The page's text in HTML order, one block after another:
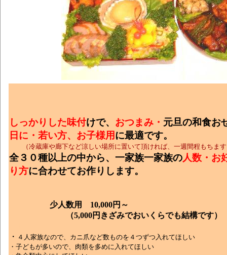
しっかりした味付けで、 おつまみ・ 元旦の和食お
日に・若い方、お子様用に最適です。
（冷蔵庫や廊下など涼しい場所に置いて頂ければ、一週間程もちま
全３０種以上の中から、一家族一家族の人数・お
り方に合わせてお作りします。
少人数用 10,000円～
（5,000円きざみでおいくらでも結構です
・ ４人家族なので、カニ爪など数ものを４つずつ入れてほしい
・子どもが多いので、肉類を多めに入れてほしい